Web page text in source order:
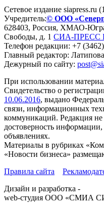
Сетевое издание siapress.ru
Учредитель:© ООО
628403, Россия, ХМАО-
Свободы, д. 1 СИА-ПРЕСС
Телефон редакции: +7
Главный редактор:
Дежурный по сайту:
При использовании
Свидетельство о
10.06.2016, выдано
связи, информационных
коммуникаций. Редакция не
достоверность
объявлениях.
Материалы в рубриках
«Новости бизнеса»
Правила сайта
Дизайн и разработка -
web-студия ООО «СМИА